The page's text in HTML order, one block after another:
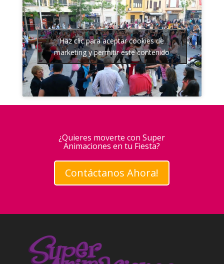
Haz clic para aceptar cookies de
marketing y permitir este contenido
¿Quieres moverte con Super
Animaciones en tu Fiesta?
Contáctanos Ahora!